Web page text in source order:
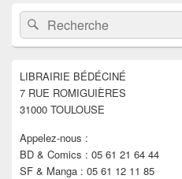
Zone
principale
de
widget
barre
latérale
Recherche :Rechercher
LIBRAIRIE BÉDÉCINÉ
7 RUE ROMIGUIÈRES
31000 TOULOUSE
Appelez-nous :
BD & Comics : 05 61 21 64 44
SF & Manga : 05 61 12 11 85